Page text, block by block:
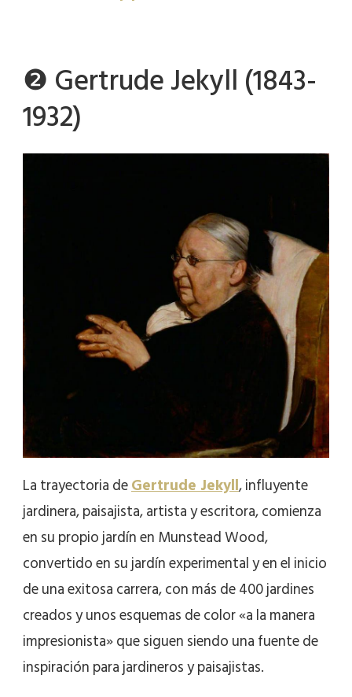
❷ Gertrude Jekyll (1843-
1932)
La trayectoria deGertrude Jekyll, influyente
jardinera, paisajista, artista y escritora, comienza
en su propio jardín en Munstead Wood,
convertido en su jardín experimental y en el inicio
de una exitosa carrera, con más de 400 jardines
creados y unos esquemas de color «a la manera
impresionista» que siguen siendo una fuente de
inspiración para jardineros y paisajistas.